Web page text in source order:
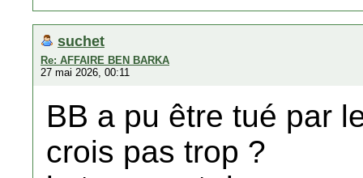
suchet
Re: AFFAIRE BEN BARKA
27 mai 2026, 00:11
BB a pu être tué par
crois pas trop ?